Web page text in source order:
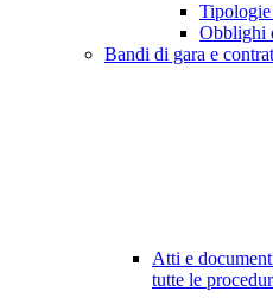
Obblighi
Bandi di gara e
Atti e
tutte le